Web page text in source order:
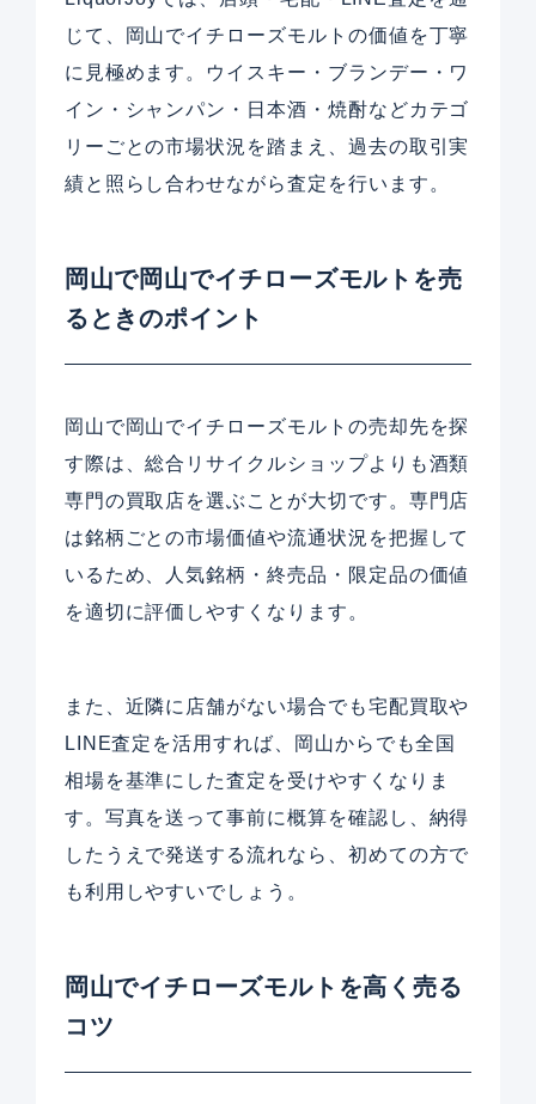
じて、岡山でイチローズモルトの価値を丁寧
に見極めます。ウイスキー・ブランデー・ワ
イン・シャンパン・日本酒・焼酎などカテゴ
リーごとの市場状況を踏まえ、過去の取引実
績と照らし合わせながら査定を行います。
岡山で岡山でイチローズモルトを売
るときのポイント
岡山で岡山でイチローズモルトの売却先を探
す際は、総合リサイクルショップよりも酒類
専門の買取店を選ぶことが大切です。専門店
は銘柄ごとの市場価値や流通状況を把握して
いるため、人気銘柄・終売品・限定品の価値
を適切に評価しやすくなります。
また、近隣に店舗がない場合でも宅配買取や
LINE査定を活用すれば、岡山からでも全国
相場を基準にした査定を受けやすくなりま
す。写真を送って事前に概算を確認し、納得
したうえで発送する流れなら、初めての方で
も利用しやすいでしょう。
岡山でイチローズモルトを高く売る
コツ